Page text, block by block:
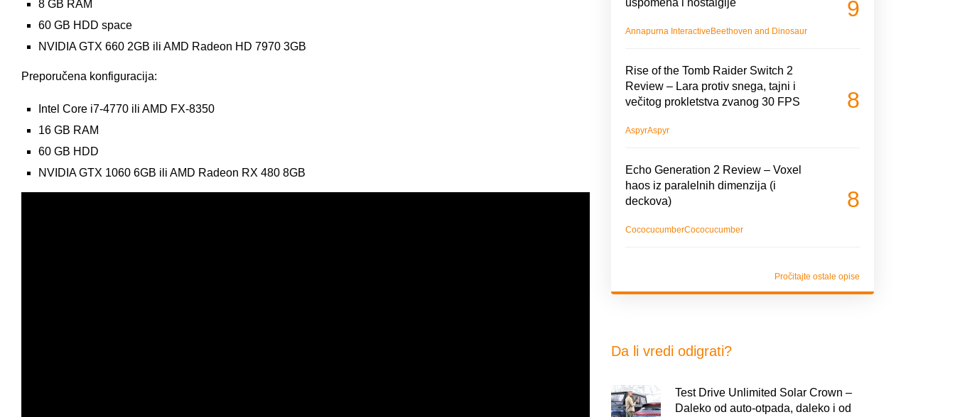
8 GB RAM
60 GB HDD space
NVIDIA GTX 660 2GB ili AMD Radeon HD 7970 3GB
Preporučena konfiguracija:
Intel Core i7-4770 ili AMD FX-8350
16 GB RAM
60 GB HDD
NVIDIA GTX 1060 6GB ili AMD Radeon RX 480 8GB
uspomena i nostalgije
Annapurna Interactive Beethoven and Dinosaur
9
Rise of the Tomb Raider Switch 2
Review – Lara protiv snega, tajni i
večitog prokletstva zvanog 30 FPS
AspyrAspyr
8
Echo Generation 2 Review – Voxel
haos iz paralelnih dimenzija (i
deckova)
CococucumberCococucumber
8
Pročitajte ostale opise
Da li vredi odigrati?
Test Drive Unlimited Solar Crown –
Daleko od auto-otpada, daleko i od